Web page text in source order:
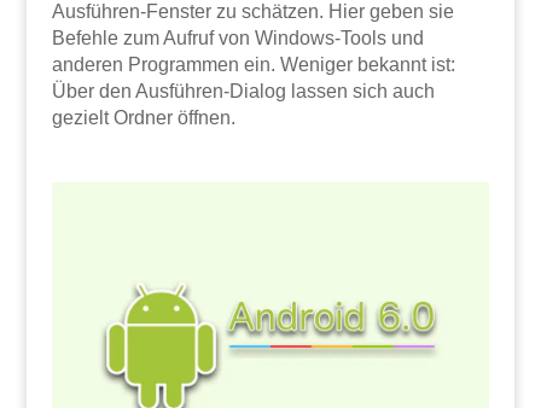
Ausführen-Fenster zu schätzen. Hier geben sie
Befehle zum Aufruf von Windows-Tools und
anderen Programmen ein. Weniger bekannt ist:
Über den Ausführen-Dialog lassen sich auch
gezielt Ordner öffnen.